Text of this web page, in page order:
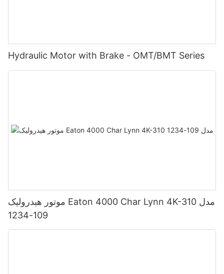
Hydraulic Motor with Brake - OMT/BMT Series
موتور هیدرولیک Eaton 4000 Char Lynn 4K-310 مدل
109-1234